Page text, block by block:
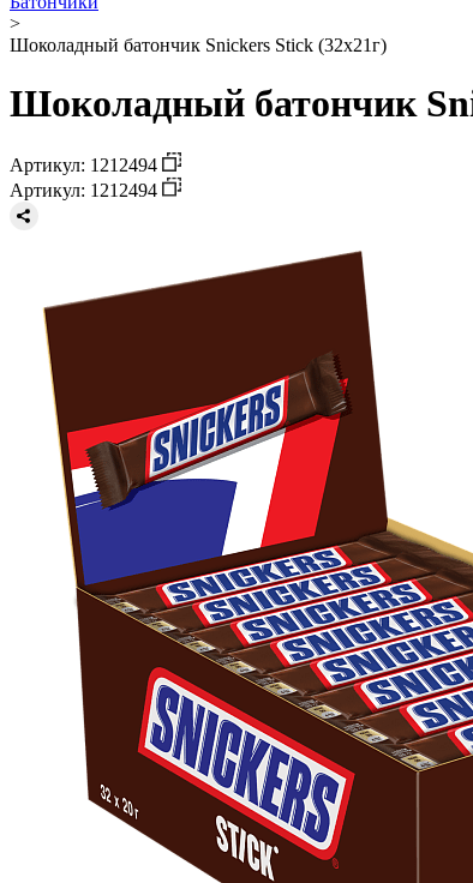
>
Шоколадный батончик Snickers Stick (32х21г)
Шоколадный батончик
Артикул: 1212494
Артикул: 1212494